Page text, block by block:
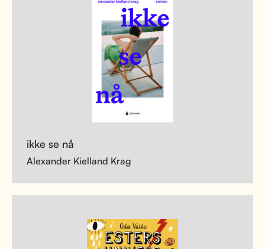
ikke se nå
Alexander Kielland Krag